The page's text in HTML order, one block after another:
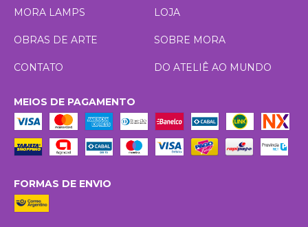
MORA LAMPS
LOJA
OBRAS DE ARTE SOBRE MORA
CONTATO DO ATELIÊ AO MUNDO
MEIOS DE PAGAMENTO
FORMAS DE ENVIO